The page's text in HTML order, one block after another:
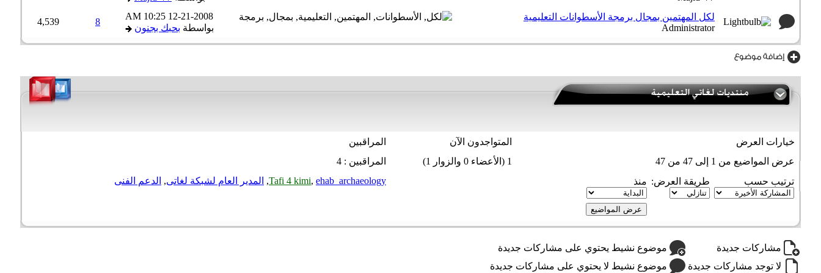
لكل المهتمين بمجال برمجة الأسطوانات التعليمية
Administrator
12-21-2008
10:25 AM
بواسطة بحبك بجنون
8
4,539
خيارات العرض المتواجدون الآن
المراقبين
عرض المواضيع من 1 إلى 47 من 47
1 (الأعضاء 0 والزوار 1)
المراقبين : 4
ترتيب حسب
طريقة العرض: منذ Tafi 4 kimi, ehab_archaeology
, المدير العام لشبكة لغاتى, الدعم الفنى
مشاركات جديدة
موضوع نشيط يحتوي على مشاركات جديدة
لا توجد مشاركات جديدة
موضوع نشيط لا يحتوي على مشاركات جديدة